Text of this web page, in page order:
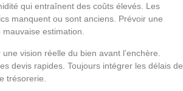
qui entraînent des coûts élevés. Les
manquent ou sont anciens. Prévoir une
estimation.
vision réelle du bien avant l’enchère.
devis rapides. Toujours intégrer les délais de
trésorerie.